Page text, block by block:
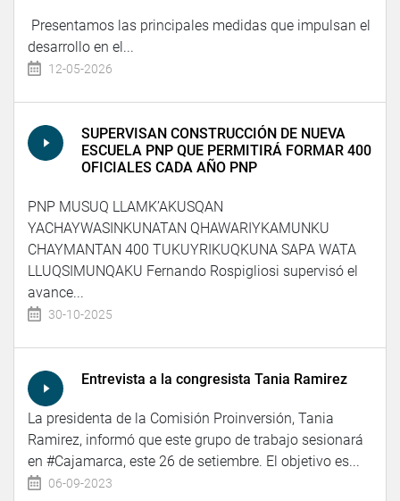
Presentamos las principales medidas que impulsan el
desarrollo en el...
12-05-2026
SUPERVISAN CONSTRUCCIÓN DE NUEVA
ESCUELA PNP QUE PERMITIRÁ FORMAR 400
OFICIALES CADA AÑO PNP
PNP MUSUQ LLAMK’AKUSQAN
YACHAYWASINKUNATAN QHAWARIYKAMUNKU
CHAYMANTAN 400 TUKUYRIKUQKUNA SAPA WATA
LLUQSIMUNQAKU Fernando Rospigliosi supervisó el
avance...
30-10-2025
Entrevista a la congresista Tania Ramirez
La presidenta de la Comisión Proinversión, Tania
Ramirez, informó que este grupo de trabajo sesionará
en #Cajamarca, este 26 de setiembre. El objetivo es...
06-09-2023